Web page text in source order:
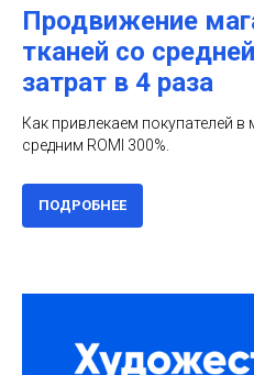
Продвижение
тканей со
затрат в 4 раза
Как привлекаем покупателей
средним ROMI 300%.
ПОДРОБНЕЕ